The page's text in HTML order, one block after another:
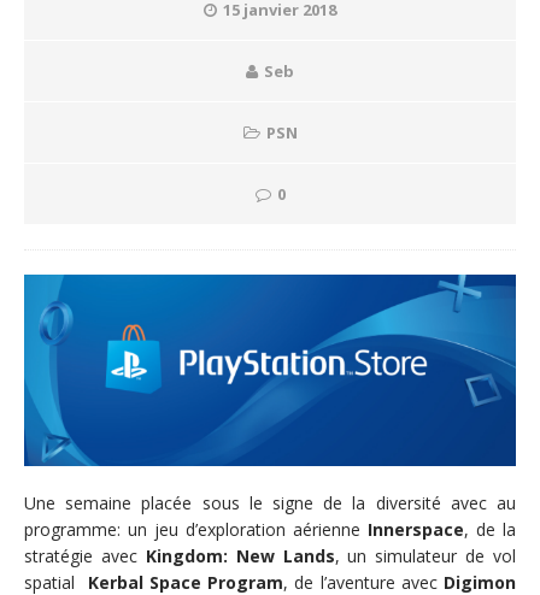
15 janvier 2018
Seb
PSN
0
Une semaine placée sous le signe de la diversité avec au
programme: un jeu d’exploration aérienne Innerspace, de la
stratégie avec Kingdom: New Lands, un simulateur de vol
spatial Kerbal Space Program, de l’aventure avec Digimon